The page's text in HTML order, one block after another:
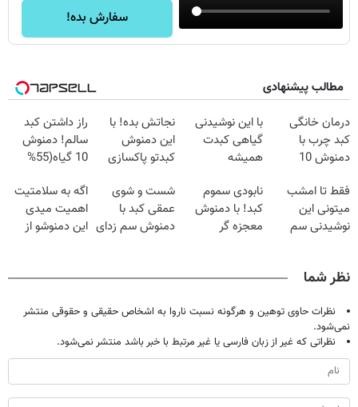
سفارش بده!
مطالب پیشنهادی
درمان خانگی
کبد چرب با
دمنوش 10
تخفیف
با این نوشیدنی
گیاهی کبدت
همیشه
نجاتش بده! با
این دمنوش
کبدتو پاکسازی
مرجوعی
راز داشتن کبد
سالم! دمنوش
10 گیاه(55%
فقط تا امشب
میتونی این
نوشیدنی سم
بخری
نابودی سموم
کبد! با دمنوش
معجزه گر
شست و شوی
عمقی کبد با
دمنوش سم زدای
اگه به سلامتیت
اهمیت میدی
این دمنوشو از
نظر شما
نظرات حاوی توهین و هرگونه نسبت ناروا به اشخاص حقیقی و حقوقی منتشر
نمی‌شود.
نظراتی که غیر از زبان فارسی یا غیر مرتبط با خبر باشد منتشر نمی‌شود.